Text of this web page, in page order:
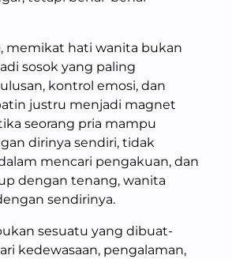
memikat hati wanita bukan
sosok yang paling
kontrol emosi, dan
justru menjadi magnet
seorang pria mampu
dirinya sendiri, tidak
mencari pengakuan, dan
dengan tenang, wanita
sendirinya.
sesuatu yang dibuat-
kedewasaan, pengalaman,